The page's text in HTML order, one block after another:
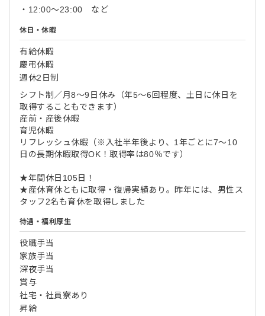
・12:00～23:00 など
休日・休暇
有給休暇
慶弔休暇
週休2日制
シフト制／月8～9日休み（年5～6回程度、土日に休日を
取得することもできます）
産前・産後休暇
育児休暇
リフレッシュ休暇（※入社半年後より、1年ごとに7～10
日の長期休暇取得OK！取得率は80％です）
★年間休日105日！
★産休育休ともに取得・復帰実績あり。昨年には、男性ス
タッフ2名も育休を取得しました
待遇・福利厚生
役職手当
家族手当
深夜手当
賞与
社宅・社員寮あり
昇給